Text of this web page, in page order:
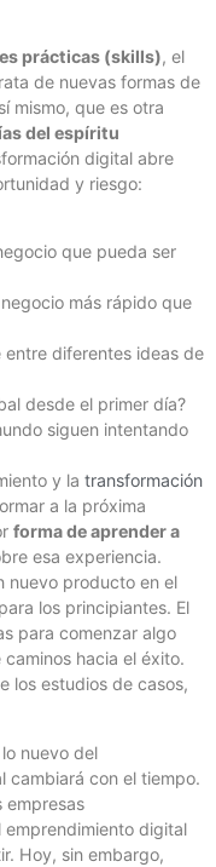
prácticas (skills), el
de nuevas formas de
mismo, que es otra
del espíritu
digital abre
y riesgo:
que pueda ser
más rápido que
entre diferentes ideas de
desde el primer día?
siguen intentando
y la transformación
a la próxima
forma de aprender a
esa experiencia.
nuevo producto en el
los principiantes. El
para comenzar algo
hacia el éxito.
los estudios de casos,
nuevo del
cambiará con el tiempo.
empresas
emprendimiento digital
Hoy, sin embargo,